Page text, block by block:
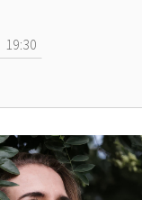
19:30